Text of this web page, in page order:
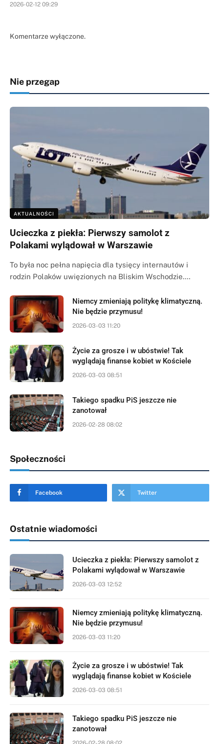
2026-02-12 09:29
Komentarze wyłączone.
Nie przegap
AKTUALNOŚCI
Ucieczka z piekła: Pierwszy samolot z
Polakami wylądował w Warszawie
To była noc pełna napięcia dla tysięcy internautów i
rodzin Polaków uwięzionych na Bliskim Wschodzie.…
Niemcy zmieniają politykę klimatyczną.
Nie będzie przymusu!
2026-03-03 11:20
Życie za grosze i w ubóstwie! Tak
wyglądają finanse kobiet w Kościele
2026-03-03 08:51
Takiego spadku PiS jeszcze nie
zanotował
2026-02-28 08:02
Społeczności
Facebook Twitter
Ostatnie wiadomości
Ucieczka z piekła: Pierwszy samolot z
Polakami wylądował w Warszawie
2026-03-03 12:52
Niemcy zmieniają politykę klimatyczną.
Nie będzie przymusu!
2026-03-03 11:20
Życie za grosze i w ubóstwie! Tak
wyglądają finanse kobiet w Kościele
2026-03-03 08:51
Takiego spadku PiS jeszcze nie
zanotował